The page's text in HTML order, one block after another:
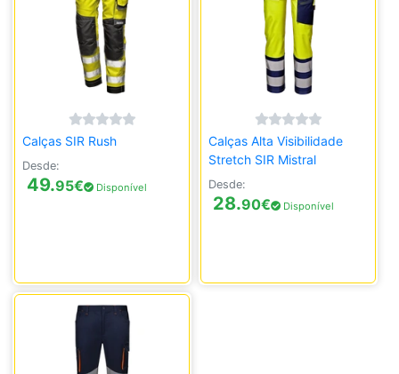
Calças SIR Rush
Desde:
49.95€ Disponível
Calças Alta Visibilidade
Stretch SIR Mistral
Desde:
28.90€ Disponível